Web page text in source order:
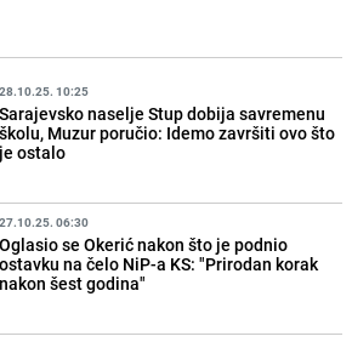
28.10.25. 10:25
Sarajevsko naselje Stup dobija savremenu
školu, Muzur poručio: Idemo završiti ovo što
je ostalo
27.10.25. 06:30
Oglasio se Okerić nakon što je podnio
ostavku na čelo NiP-a KS: "Prirodan korak
nakon šest godina"